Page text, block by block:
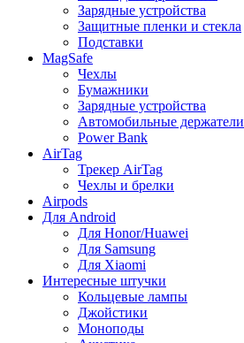
Зарядные устройства
Защитные пленки и стекла
Подставки
MagSafe
Чехлы
Бумажники
Зарядные устройства
Автомобильные держатели
Power Bank
AirTag
Трекер AirTag
Чехлы и брелки
Airpods
Для Android
Для Honor/Huawei
Для Samsung
Для Xiaomi
Интересные штучки
Кольцевые лампы
Джойстики
Моноподы